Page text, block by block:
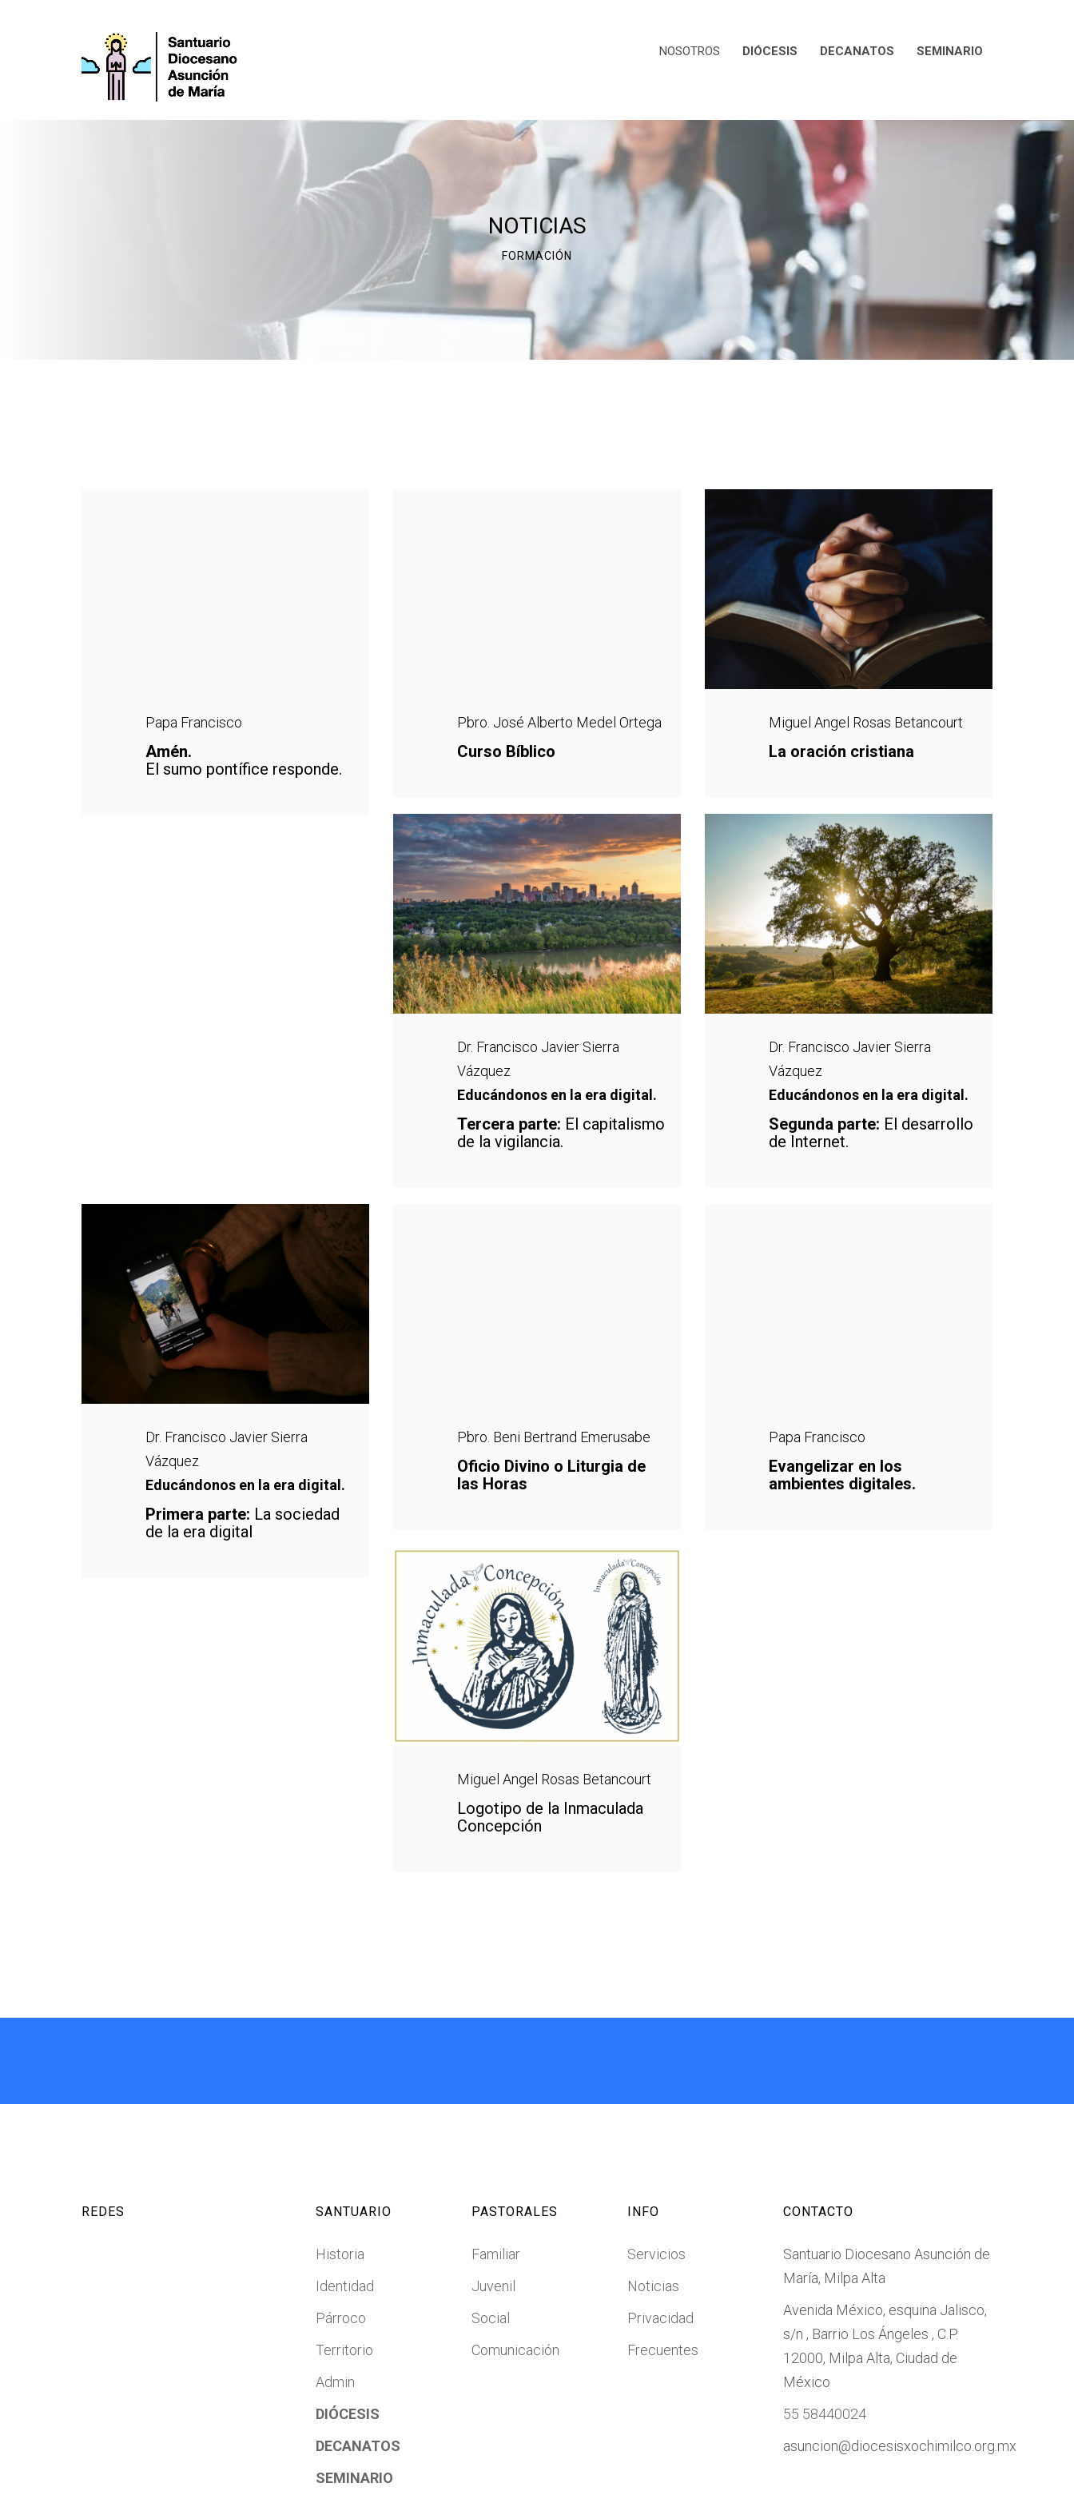
NOSOTROS DIÓCESIS DECANATOS SEMINARIO
NOTICIAS
FORMACIÓN
Papa Francisco
Amén.
El sumo pontífice responde.
Pbro. José Alberto Medel Ortega
Curso Bíblico
Miguel Angel Rosas Betancourt
La oración cristiana
Dr. Francisco Javier Sierra
Vázquez
Educándonos en la era digital.
Tercera parte: El capitalismo
de la vigilancia.
Dr. Francisco Javier Sierra
Vázquez
Educándonos en la era digital.
Segunda parte: El desarrollo
de Internet.
Dr. Francisco Javier Sierra
Vázquez
Educándonos en la era digital.
Primera parte: La sociedad
de la era digital
Pbro. Beni Bertrand Emerusabe
Oficio Divino o Liturgia de
las Horas
Papa Francisco
Evangelizar en los
ambientes digitales.
Miguel Angel Rosas Betancourt
Logotipo de la Inmaculada
Concepción
REDES SANTUARIO
Historia
Identidad
Párroco
Territorio
Admin
DIÓCESIS
DECANATOS
SEMINARIO
PASTORALES
Familiar
Juvenil
Social
Comunicación
INFO
Servicios
Noticias
Privacidad
Frecuentes
CONTACTO
Santuario Diocesano Asunción de
María, Milpa Alta
Avenida México, esquina Jalisco,
s/n , Barrio Los Ángeles , C.P.
12000, Milpa Alta, Ciudad de
México
55 58440024
asuncion@diocesisxochimilco.org.mx